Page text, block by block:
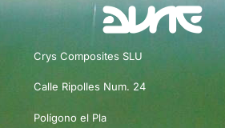
Crys Composites SLU
Calle Ripolles Num. 24
Polígono el Pla